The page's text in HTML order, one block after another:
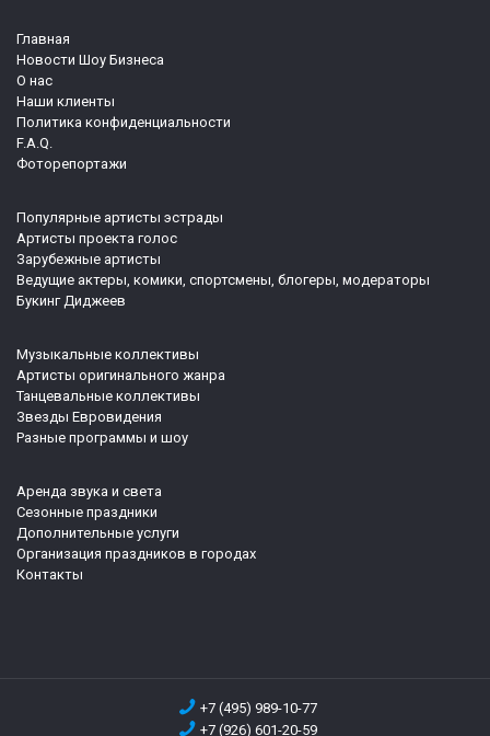
Главная
Новости Шоу Бизнеса
О нас
Наши клиенты
Политика конфиденциальности
F.A.Q.
Фоторепортажи
Популярные артисты эстрады
Артисты проекта голос
Зарубежные артисты
Ведущие актеры, комики, спортсмены, блогеры, модераторы
Букинг Диджеев
Музыкальные коллективы
Артисты оригинального жанра
Танцевальные коллективы
Звезды Евровидения
Разные программы и шоу
Аренда звука и света
Сезонные праздники
Дополнительные услуги
Организация праздников в городах
Контакты
+7 (495) 989-10-77
+7 (926) 601-20-59